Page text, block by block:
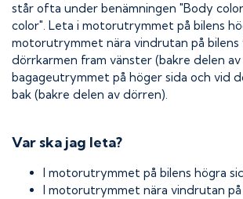
står ofta under benämningen "Body
color". Leta i motorutrymmet på bilens
motorutrymmet nära vindrutan på bilens
dörrkarmen fram vänster (bakre delen av
bagageutrymmet på höger sida och vid
bak (bakre delen av dörren).
Var ska jag leta?
I motorutrymmet på bilens högra
I motorutrymmet nära vindrutan på